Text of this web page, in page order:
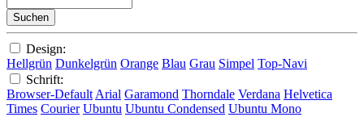
Design:
Hellgrün Dunkelgrün Orange Blau Grau Simpel Top-Navi
Schrift:
Browser-Default Arial Garamond Thorndale Verdana Helvetica
Times Courier Ubuntu Ubuntu Condensed Ubuntu Mono